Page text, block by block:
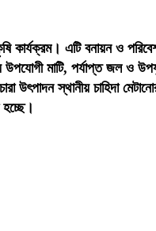
চারা
কার্যক্রম। এটি বনায়ন ও
মাটি, পর্যাপ্ত জল ও
উৎপাদন স্থানীয় চাহিদা
হচ্ছে।